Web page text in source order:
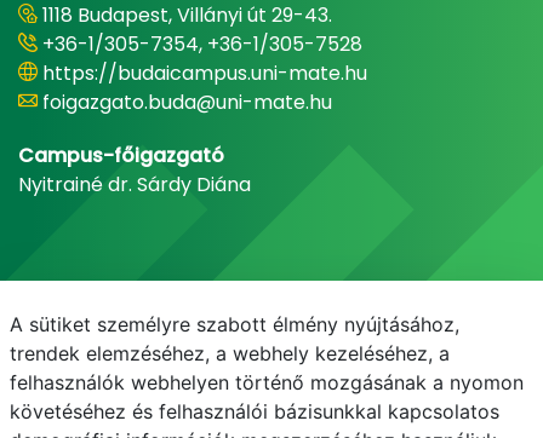
1118 Budapest, Villányi út 29-43.
+36-1/305-7354, +36-1/305-7528
https://budaicampus.uni-mate.hu
foigazgato.buda@uni-mate.hu
Campus-főigazgató
Nyitrainé dr. Sárdy Diána
A sütiket személyre szabott élmény nyújtásához,
trendek elemzéséhez, a webhely kezeléséhez, a
felhasználók webhelyen történő mozgásának a nyomon
követéséhez és felhasználói bázisunkkal kapcsolatos